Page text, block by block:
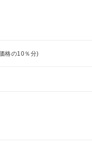
格の10％分)